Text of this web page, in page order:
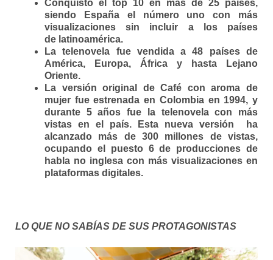
Conquistó el top 10 en más de 25 países,
siendo España el número uno con más
visualizaciones sin incluir a los países
de latinoamérica.
La telenovela fue vendida a 48 países de
América, Europa, África y hasta Lejano
Oriente.
La versión original de Café con aroma de
mujer fue estrenada en Colombia en 1994, y
durante 5 años fue la telenovela con más
vistas en el país. Esta nueva versión ha
alcanzado más de 300 millones de vistas,
ocupando el puesto 6 de producciones de
habla no inglesa con más visualizaciones en
plataformas digitales.
LO QUE NO SABÍAS DE SUS PROTAGONISTAS